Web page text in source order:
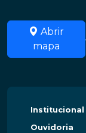
Abrir
mapa
Institucional
Ouvidoria